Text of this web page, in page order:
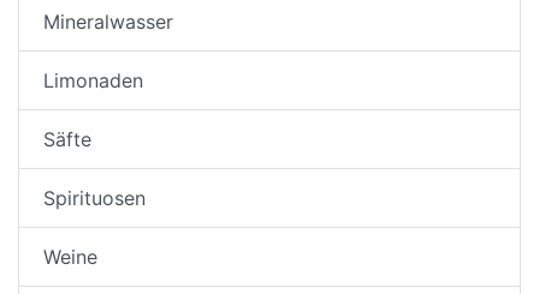
Mineralwasser
Limonaden
Säfte
Spirituosen
Weine